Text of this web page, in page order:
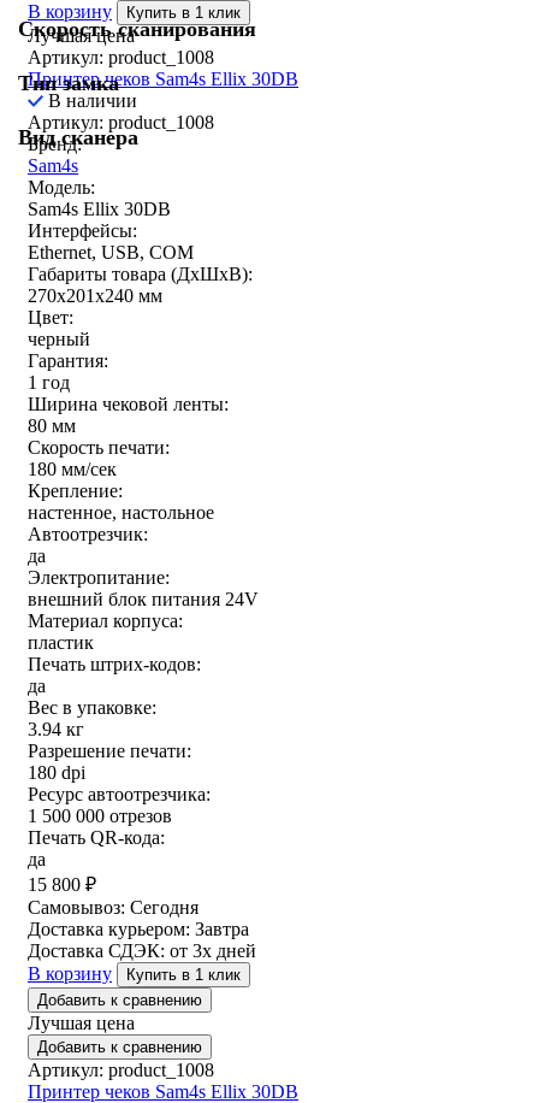
Скорость сканирования
Тип замка
Вид сканера
В корзину
Купить в 1 клик
Лучшая цена
Артикул: product_1008
Принтер чеков Sam4s Ellix 30DB
В наличии
Артикул: product_1008
Бренд:
Sam4s
Модель:
Sam4s Ellix 30DB
Интерфейсы:
Ethernet, USB, COM
Габариты товара (ДxШxВ):
270х201х240 мм
Цвет:
черный
Гарантия:
1 год
Ширина чековой ленты:
80 мм
Скорость печати:
180 мм/сек
Крепление:
настенное, настольное
Автоотрезчик:
да
Электропитание:
внешний блок питания 24V
Материал корпуса:
пластик
Печать штрих-кодов:
да
Вес в упаковке:
3.94 кг
Разрешение печати:
180 dpi
Ресурс автоотрезчика:
1 500 000 отрезов
Печать QR-кода:
да
15 800 ₽
Самовывоз: Сегодня
Доставка курьером: Завтра
Доставка СДЭК: от 3х дней
В корзину
Купить в 1 клик
Добавить к сравнению
Лучшая цена
Добавить к сравнению
Артикул: product_1008
Принтер чеков Sam4s Ellix 30DB